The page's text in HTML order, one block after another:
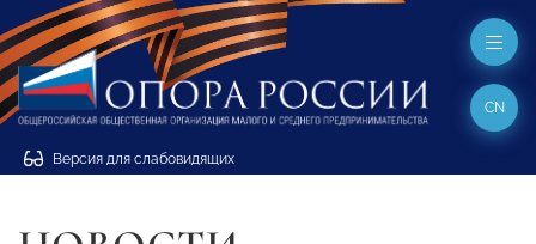
Версия для слабовидящих
CN